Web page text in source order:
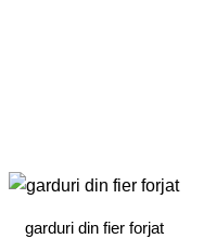
garduri din fier forjat